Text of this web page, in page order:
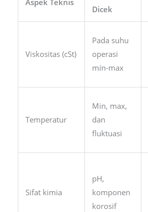
Aspek Teknis
Dicek
Viskositas (cSt)
Pada suhu
operasi
mín-max
Temperatur
Min, max,
dan
fluktuasi
Sifat kimia
pH,
komponen
korosif